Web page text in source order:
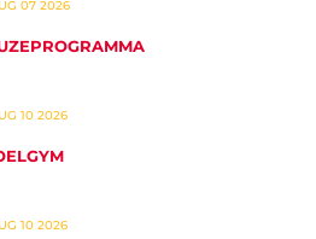
07 2026
10 2026
10 2026